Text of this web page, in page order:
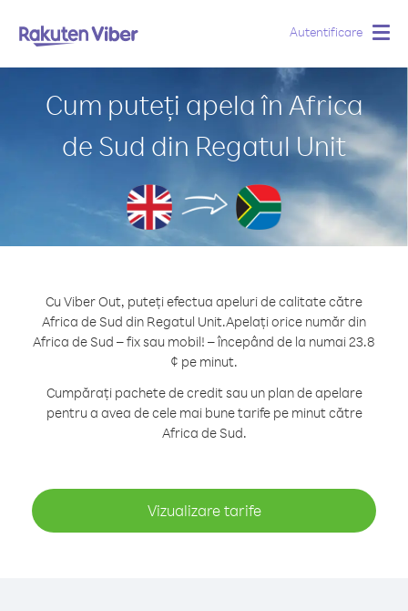
Autentificare
Cum puteți apela în Africa
de Sud din Regatul Unit
Cu Viber Out, puteți efectua apeluri de calitate către
Africa de Sud din Regatul Unit.Apelați orice număr din
Africa de Sud – fix sau mobil! – începând de la numai 23.8
¢ pe minut.
Cumpărați pachete de credit sau un plan de apelare
pentru a avea de cele mai bune tarife pe minut către
Africa de Sud.
Vizualizare tarife